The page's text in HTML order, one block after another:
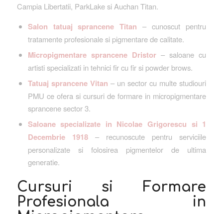
Campia Libertatii, ParkLake si Auchan Titan.
Salon tatuaj sprancene Titan – cunoscut pentru
tratamente profesionale si pigmentare de calitate.
Micropigmentare sprancene Dristor– saloane cu
artisti specializati in tehnici fir cu fir si powder brows.
Tatuaj sprancene Vitan – un sector cu multe studiouri
PMU ce ofera si cursuri de formare in micropigmentare
sprancene sector 3.
Saloane specializate in Nicolae Grigorescu si 1
Decembrie 1918– recunoscute pentru serviciile
personalizate si folosirea pigmentelor de ultima
generatie.
Cursuri si Formare
Profesionala in